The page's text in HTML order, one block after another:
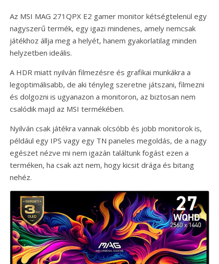
Az MSI MAG 271QPX E2 gamer monitor kétségtelenül egy
nagyszerű termék, egy igazi mindenes, amely nemcsak
játékhoz állja meg a helyét, hanem gyakorlatilag minden
helyzetben ideális.
A HDR miatt nyilván filmezésre és grafikai munkákra a
legoptimálisabb, de aki tényleg szeretne játszani, filmezni
és dolgozni is ugyanazon a monitoron, az biztosan nem
csalódik majd az MSI termékében.
Nyilván csak játékra vannak olcsóbb és jobb monitorok is,
például egy IPS vagy egy TN paneles megoldás, de a nagy
egészet nézve mi nem igazán találtunk fogást ezen a
terméken, ha csak azt nem, hogy kicsit drága és bitang
nehéz.